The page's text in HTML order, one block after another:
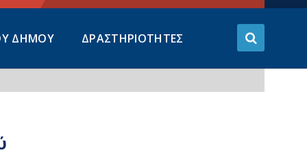
ΔΗΜΟΥ ΔΡΑΣΤΗΡΙΟΤΗΤΕΣ